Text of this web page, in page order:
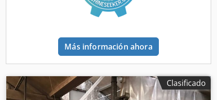
láminas / brazo de carga / Bytrans no incluidos. Gran
variedad de maquinaria usada para la fabricación de
Más información ahora
Clasificado